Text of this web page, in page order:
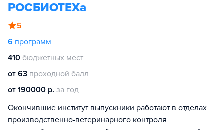
РОСБИОТЕХа
5
6 программ
410 бюджетных мест
от 63 проходной балл
от 190000 р. за год
Окончившие институт выпускники работают в отделах
производственно-ветеринарного контроля